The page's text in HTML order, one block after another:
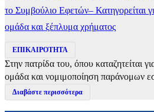
το Συμβούλιο Εφετών– Κατηγορείται
ομάδα και ξέπλυμα χρήματος
ΕΠΙΚΑΙΡΟΤΗΤΑ
Στην πατρίδα του, όπου καταζητείται
ομάδα και νομιμοποίηση παράνομων
Διαβάστε περισσότερα